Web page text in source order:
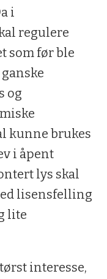
i
regulere
som før ble
og
kunne brukes
i åpent
lys skal
lisensfelling
lite
interesse,